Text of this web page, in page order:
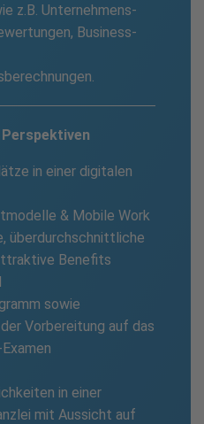
z.B. Unternehmens-
Business-
in einer digitalen
& Mobile Work
überdurchschnittliche
Benefits
sowie
Vorbereitung auf das
in einer
mit Aussicht auf